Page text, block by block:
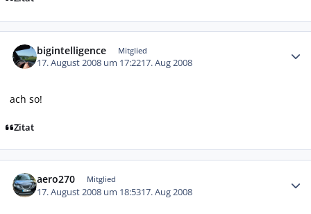
bigintelligence Mitglied
17. August 2008 um 17:2217. Aug 2008
ach so!
Zitat
aero270 Mitglied
17. August 2008 um 18:5317. Aug 2008